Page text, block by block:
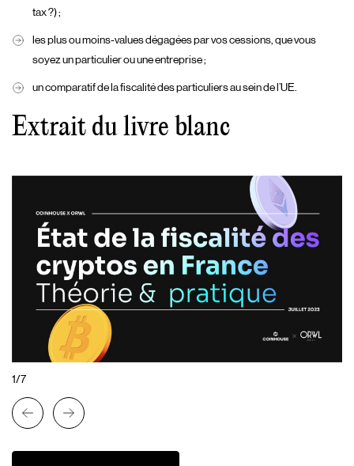
tax ?) ;
les plus ou moins-values dégagées par vos cessions, que vous
soyez un particulier ou une entreprise ;
un comparatif de la fiscalité des particuliers au sein de l’UE.
Extrait du livre blanc
1/7